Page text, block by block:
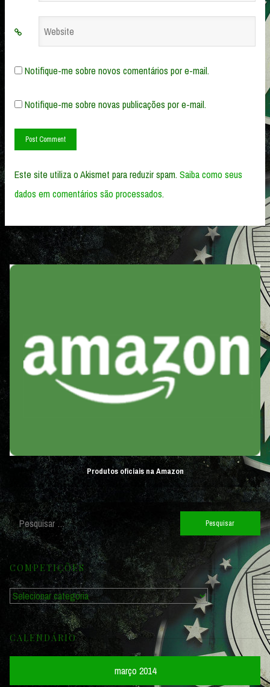
Website
Notifique-me sobre novos comentários por e-mail.
Notifique-me sobre novas publicações por e-mail.
Este site utiliza o Akismet para reduzir spam.Saiba como seus
dados em comentários são processados.
Produtos oficiais na Amazon
Pesquisar
por:
COMPETIÇÕES
Competições
CALENDÁRIO
março 2014